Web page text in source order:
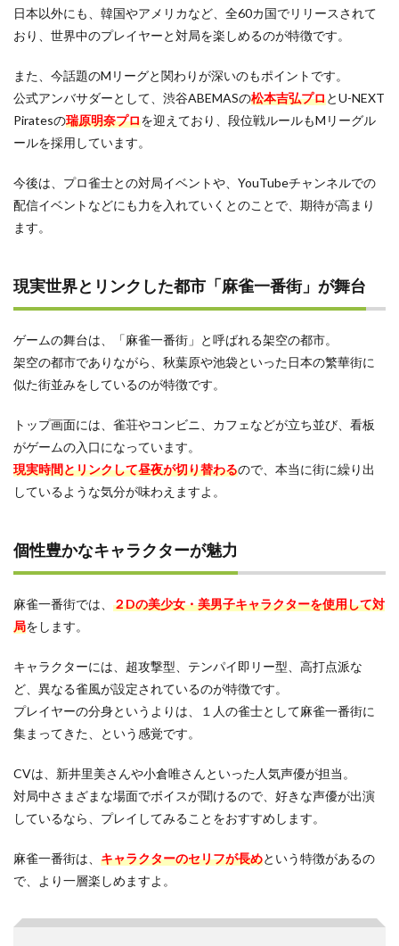
にカ
スタ
マイ
きる
良い
操作
良い
3.3
ショ
ン機
能が
麻雀
一番
悪い
4.1
萌え
ーム
クリ
に感
じる
が多
い
4.3
機能
ない
5
麻雀
総合
的な
6
日本以外にも、韓国やアメリカなど、全60カ国でリリースされて
おり、世界中のプレイヤーと対局を楽しめるのが特徴です。
また、今話題のMリーグと関わりが深いのもポイントです。
公式アンバサダーとして、渋谷ABEMASの松本吉弘プロとU-NEXT
Piratesの瑞原明奈プロを迎えており、段位戦ルールもMリーグル
ールを採用しています。
今後は、プロ雀士との対局イベントや、YouTubeチャンネルでの
配信イベントなどにも力を入れていくとのことで、期待が高まり
ます。
現実世界とリンクした都市「麻雀一番街」が舞台
ゲームの舞台は、「麻雀一番街」と呼ばれる架空の都市。
架空の都市でありながら、秋葉原や池袋といった日本の繁華街に
似た街並みをしているのが特徴です。
トップ画面には、雀荘やコンビニ、カフェなどが立ち並び、看板
がゲームの入口になっています。
現実時間とリンクして昼夜が切り替わるので、本当に街に繰り出
しているような気分が味わえますよ。
個性豊かなキャラクターが魅力
麻雀一番街では、 ２Dの美少女・美男子キャラクターを使用して対
局をします。
キャラクターには、超攻撃型、テンパイ即リー型、高打点派な
ど、異なる雀風が設定されているのが特徴です。
プレイヤーの分身というよりは、１人の雀士として麻雀一番街に
集まってきた、という感覚です。
CVは、新井里美さんや小倉唯さんといった人気声優が担当。
対局中さまざまな場面でボイスが聞けるので、好きな声優が出演
しているなら、プレイしてみることをおすすめします。
麻雀一番街は、 キャラクターのセリフが長めという特徴があるの
で、より一層楽しめますよ。